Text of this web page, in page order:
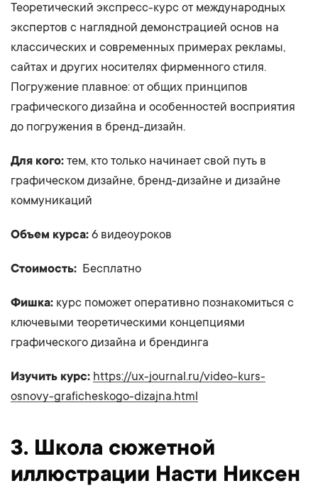
Теоретический экспресс-курс от международных
экспертов с наглядной демонстрацией основ на
классических и современных примерах рекламы,
сайтах и других носителях фирменного стиля.
Погружение плавное: от общих принципов
графического дизайна и особенностей восприятия
до погружения в бренд-дизайн.
Для кого: тем, кто только начинает свой путь в
графическом дизайне, бренд-дизайне и дизайне
коммуникаций
Объем курса: 6 видеоуроков
Стоимость: Бесплатно
Фишка: курс поможет оперативно познакомиться с
ключевыми теоретическими концепциями
графического дизайна и брендинга
Изучить курс: https://ux-journal.ru/video-kurs-
osnovy-graficheskogo-dizajna.html
3. Школа сюжетной
иллюстрации Насти Никсен